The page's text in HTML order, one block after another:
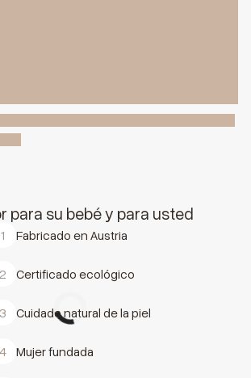
para su bebé y para usted
1 Fabricado en Austria
2 Certificado ecológico
3 Cuidado natural de la piel
4 Mujer fundada